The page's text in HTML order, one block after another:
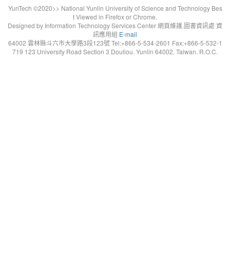
YunTech ©2020>> National Yunlin University of Science and Technology Bes
t Viewed in Firefox or Chrome.
Designed by Information Technology Services Center 網頁維護.圖書資訊處 資
訊應用組 E-mail
64002 雲林縣斗六市大學路3段123號 Tel:+866-5-534-2601 Fax:+866-5-532-1
719 123 University Road Section 3 Douliou. Yunlin 64002. Taiwan. R.O.C.